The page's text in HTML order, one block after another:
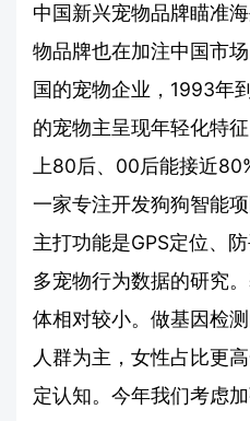
中国新兴宠物品牌瞄准
物品牌也在加注中国市
国的宠物企业，1993年
的宠物主呈现年轻化特
上80后、00后能接近
一家专注开发狗狗智能
主打功能是GPS定位、
多宠物行为数据的研究
体相对较小。做基因检
人群为主，女性占比更
定认知。今年我们考虑